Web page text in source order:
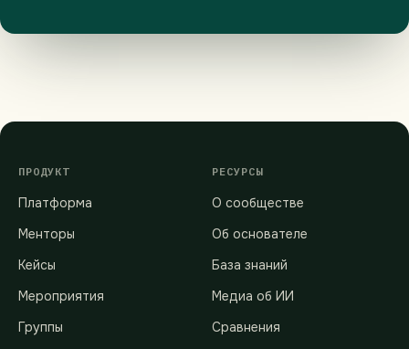
ПРОДУКТ
Платформа
Менторы
Кейсы
Мероприятия
Группы
РЕСУРСЫ
О сообществе
Об основателе
База знаний
Медиа об ИИ
Сравнения